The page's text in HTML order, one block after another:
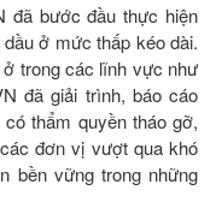
đã bước đầu thực hiện
ở mức thấp kéo dài.
trong các lĩnh vực như
đã giải trình, báo cáo
thẩm quyền tháo gỡ,
đơn vị vượt qua khó
bền vững trong những